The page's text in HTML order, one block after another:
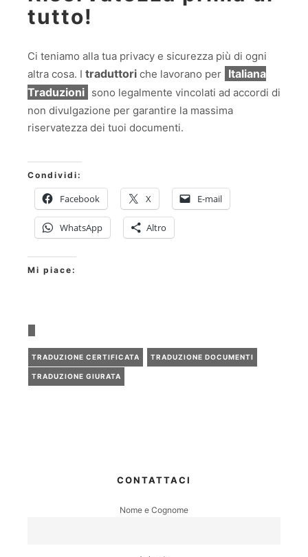
tutto!
Ci teniamo alla tua privacy e sicurezza più di ogni
altra cosa. I traduttori che lavorano per Italiana
Traduzioni sono legalmente vincolati ad accordi di
non divulgazione per garantire la massima
riservatezza dei tuoi documenti.
Condividi:
Facebook X E-mail
WhatsApp Altro
Mi piace:
TRADUZIONE CERTIFICATA TRADUZIONE DOCUMENTI
TRADUZIONE GIURATA
CONTATTACI
Nome e Cognome